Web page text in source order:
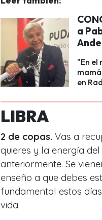
a
"En el
en
LIBRA
2 de copas. Vas a
quieres y la energía
anteriormente. Se
enseño a que debes
fundamental estos
vida.